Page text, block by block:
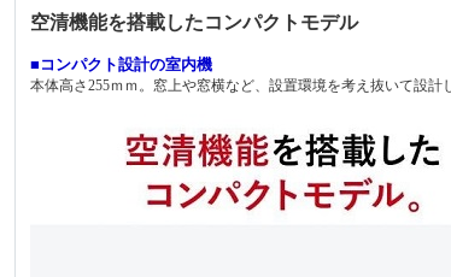
空清機能を搭載したコンパクトモデル
■コンパクト設計の室内機
本体高さ255ｍｍ。窓上や窓横など、設置環境を考え抜いて設